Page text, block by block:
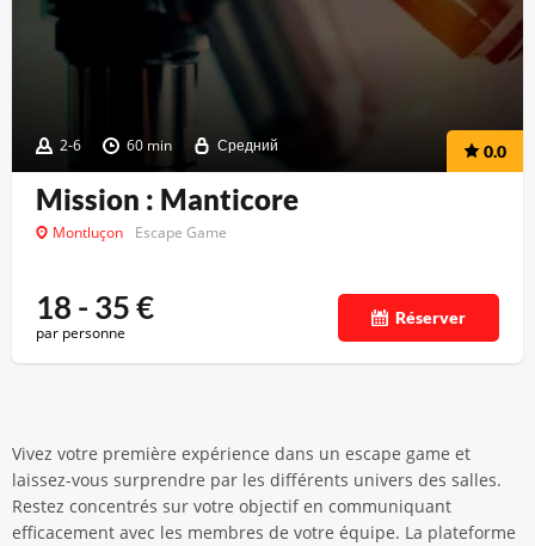
2-6 60 min Средний 0.0
Mission : Manticore
Montluçon Escape Game
18 - 35€
par personne
Réserver
Vivez votre première expérience dans un escape game et
laissez-vous surprendre par les différents univers des salles.
Restez concentrés sur votre objectif en communiquant
efficacement avec les membres de votre équipe. La plateforme